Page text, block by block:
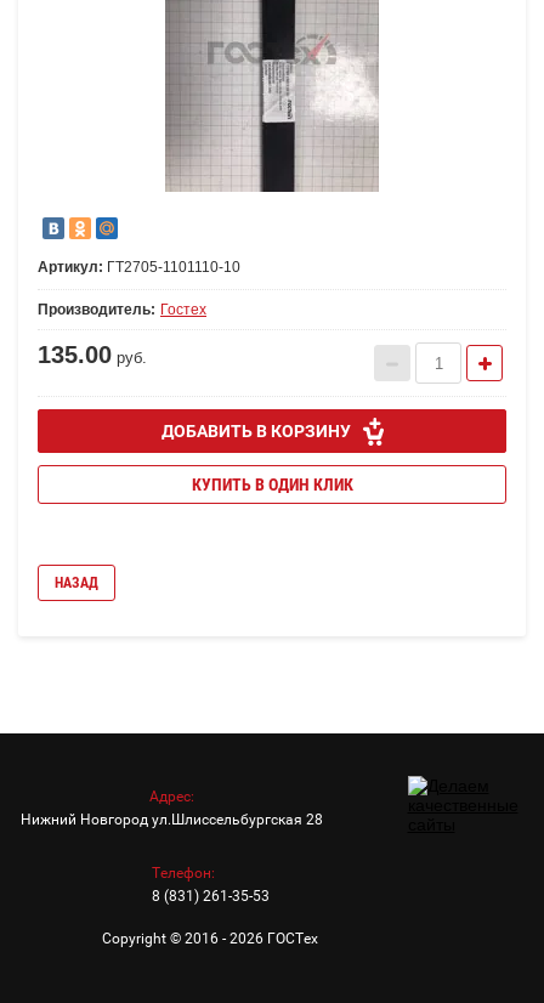
Артикул: ГТ2705-1101110-10
Производитель: Гостех
135.00 руб.
ДОБАВИТЬ В КОРЗИНУ
КУПИТЬ В ОДИН КЛИК
НАЗАД
Copyright © 2016 - 2026 ГОСТех
Адрес:
Нижний Новгород ул.Шлиссельбургская 28
Телефон:
8 (831) 261-35-53